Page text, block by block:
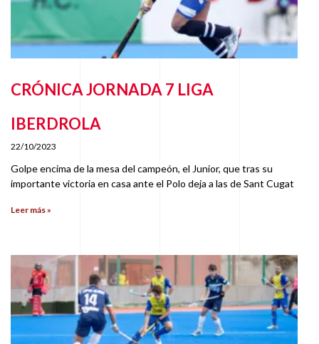
CRÓNICA JORNADA 7 LIGA
IBERDROLA
22/10/2023
Golpe encima de la mesa del campeón, el Junior, que tras su
importante victoria en casa ante el Polo deja a las de Sant Cugat
Leer más »